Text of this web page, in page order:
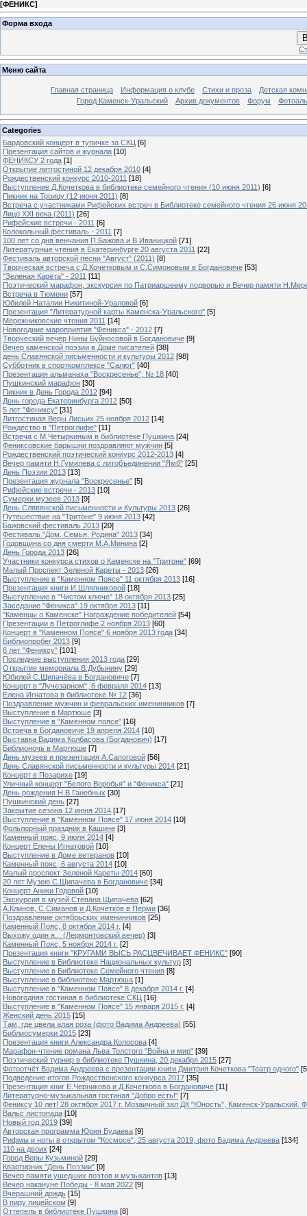
[ФЕНИКС]
Форма входа
Меню сайта
Главная страница Информация о клубе Стихи и проза
Детская
Город Каменск-Уральский
Архив документов Форум
Categories
Бардовский концерт в тупичке за СКЦ [6]
Презентация сайтов и журнала [10]
ФЕНИКСУ 2 года [1]
Открытие литгостиной 12 декабря 2010 [4]
Рождественский конкурс 2010-2011 [18]
Выступление Д.Кочеткова в библиотеке семейного чтения (10 июня 2011) [6]
Пикник на Троицу (12 июня 2011) [8]
Встреча с участниками Рифейских встреч в Библиотеке семейного чтения 26 июня
Лицо XXI века (2011) [26]
Рифейские встречи - 2011 [6]
Колокольный фестиваль - 2011 [7]
100 лет со дня венчания П.Бажова и В.Иваницкой [71]
Литературные чтения в Екатеринбурге 20 августа 2011 [22]
Фестиваль авторской песни "Август" (2011) [8]
Творческая встреча с Д.Кочетковым и С.Симоновым в Богдановиче [53]
"Зеленая Карета" - 2011 [11]
Поэтический марафон, экскурсия по Патриаршеему подворью и Вечер памяти
Встреча в Тюмени [57]
Юбилей Наталии Никитиной-Ураловой [6]
Презентация "Литературной карты Каменска-Уральского" [5]
Мережниковские чтения 2011 [14]
Новогодние мароприятия "Феникса" - 2012 [7]
Творческий вечер Нины Буйносовой в Богдановиче [9]
Вечер каменской поэзии в Доме писателей [38]
день Славянской письменности и культуры 2012 [98]
Субботник в спорткомплексе "Салют" [40]
Презентация альманаха "Воскресенье", № 18 [40]
Пушкинский марафон [30]
Пикник в День Города 2012 [94]
День города Екатеринбурга 2012 [50]
5 лет "Фениксу" [31]
Литгостиная Веры Лисьих 25 ноября 2012 [14]
Рождество в "Петроглифе" [11]
Встреча с М.Четыркиным в библиотеке Пушкина [24]
Фениксовские барышни поздравляют мужчин [5]
Рождественский поэтический конкурс 2012-2013 [4]
Вечер памяти Н.Гумилева с литобъединении "Ямб" [25]
День Поэзии 2013 [13]
Презентация журнала "Воскресенье" [5]
Рифейские встречи - 2013 [10]
Сумерки музеев 2013 [9]
День Слявянской письменности и Культуры 2013 [26]
Путешествие на "Тритоне" 9 июня 2013 [42]
Бажовский фестиваль 2013 [20]
Фестиваль "Дом. Семья. Родина" 2013 [34]
Годовщина со дня смерти М.А.Минина [2]
День Города 2013 [26]
Участники конкурса стихов о Каменске на "Тритоне" [69]
Малый Проспект Зеленой Кареты - 2013 [26]
Выступление в "Каменном Поясе" 11 октября 2013 [16]
Презентация книги И.Шляпниковой [18]
Выступление в "Чистом ключе" 18 октября 2013 [25]
Заседание "Феникса" 19 октября 2013 [11]
"Каменцы о Каменске" Награждение победителей [54]
Презентации в Петроглифе 2 ноября 2013 [60]
Концерт в "Каменном Поясе" 6 ноября 2013 года [34]
Библиопробег 2013 [9]
6 лет "Фениксу" [101]
Последние выступления 2013 года [29]
Открытие мемориала В.Дубынину [29]
Юбилей С.Щипачёва в Богдановиче [7]
Концерт в "Лучезарном", 6 февраля 2014 [13]
Елена Игнатова в библиотеке № 12 [36]
Поздравление мужчин и февральских именинников [7]
Выступление в Мартюше [3]
Выступление в "Каменном поясе" [16]
Встреча в Богдановиче 19 апреля 2014 [10]
Выставка Вадима Колбасова (Богданович) [17]
Библионочь в Мартюше [7]
День музеев и презентация А.Сапоговой [56]
День Славянской письменности и культуры 2014 [21]
Концерт в Позарихе [19]
Уличный концерт "Белого Воробья" и "Феникса" [21]
День рождения Н.В.Ганебных [30]
Пушкинский день [27]
Закрытие сезона 12 июня 2014 [17]
Выступление в "Каменном Поясе" 17 июня 2014 [10]
Фольлорный праздник в Кашине [3]
Каменный пояс, 9 июля 2014 [4]
Концерт Елены Игнатовой [10]
Выступление в Доме ветеранов [10]
Каменный пояс, 6 августа 2014 [10]
Малый проспект Зеленой Кареты 2014 [60]
20 лет Музею С.Щипачева в Богдановиче [34]
Концерт Аники Годовой [10]
Экскурсия в музей Степана Щипачева [62]
А.Клинов, С.Симанов и Д.Кочетков в Перми [36]
Поздравление октябрьских именинников [25]
Каменный Пояс, 8 октября 2014 г. [4]
Выхожу один я... (Лермонтовский вечер) [3]
Каменный Пояс, 5 ноября 2014 г. [2]
Презентация книги "КРУГАМИ ВЫСЬ РАСЦВЕЧИВАЕТ ФЕНИКС" [90]
Выступление в Библиотеке Национальных культур [3]
Выступление в Библиотеке Семейного чтения [8]
Выступление в библиотеке Мартюша [1]
Выступление в "Каменном Поясе" 8 декабря 2014 г. [4]
Новогодняя гостиная в библиотеке СКЦ [16]
Выступление в "Каменном Поясе" 15 января 2015 г. [4]
Женский день 2015 [15]
Там, где цвела алая роза (фото Вадима Андреева) [55]
Библиосумерки 2015 [23]
Презентация книги Александра Колосова [4]
Марафон-чтение романа Льва Толстого "Война и мир" [39]
Поэтический турнир в библиотеке Пушкина, 20 декабря 2015 [27]
Фотоотчёт Вадима Андреева с презентации книги Дмитрия Кочеткова "Театр одного"
Подведение итогов Рождественского конкурса 2017 [35]
Презентация книг Е.Черникова и Д.Кочеткова в Богдановиче [11]
Литературно-музыкальная гостиная "Добро есть!" [7]
Фениксу 10 лет! 28 октября 2017 г. Мозаичный зал ДК "Юность", Каменск-Уральский.
Вальс листопада [10]
Новый год 2019 [39]
Авторская программа Юрия Будаева [9]
Рифмы и ноты в открытом "Космосе", 25 августа 2019, фото Вадима Андреева [134]
110 на двоих [24]
Город Веры Кузьминой [29]
Квартирник "День Поэзии" [0]
Вечер памяти ушедших поэтов и музыкантов [13]
Вечер накануне Победы - 8 мая 2022 [9]
Вчерашний дождь [15]
В пиру лицейском [9]
Оттепель в библиотеке Пушкина [8]